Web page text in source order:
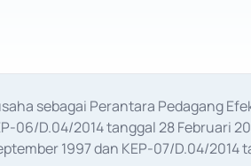
sebagai Perantara Pedagang
06/D.04/2014 tanggal 28
1997 dan KEP-07/D.04/